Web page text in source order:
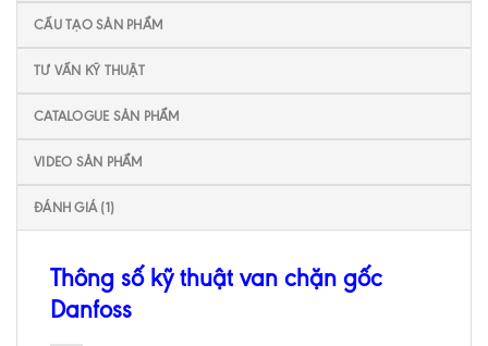
CẤU TẠO SẢN PHẨM
TƯ VẤN KỸ THUẬT
CATALOGUE SẢN PHẨM
VIDEO SẢN PHẨM
ĐÁNH GIÁ (1)
Thông số kỹ thuật van chặn gốc
Danfoss